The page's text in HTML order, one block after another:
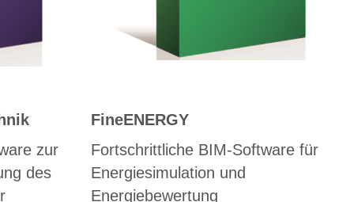
zur
des
FineENERGY
Fortschrittliche BIM-Software für
Energiesimulation und
Energiebewertung